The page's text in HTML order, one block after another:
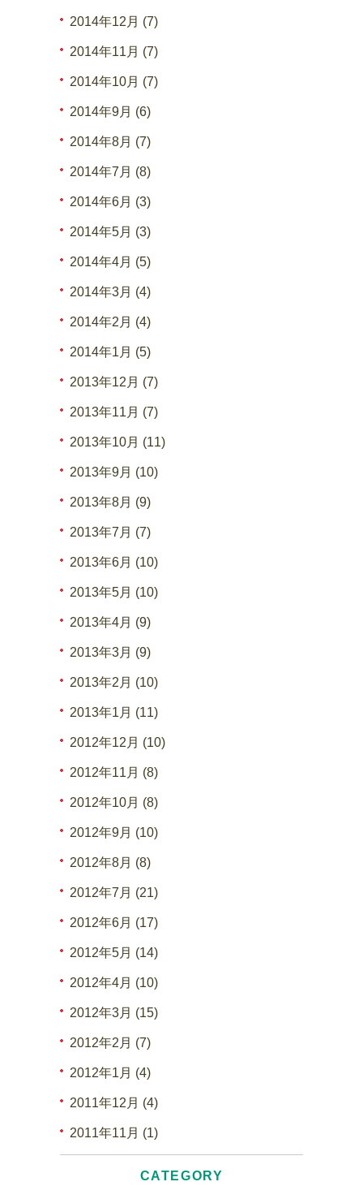
2014年12月 (7)
2014年11月 (7)
2014年10月 (7)
2014年9月 (6)
2014年8月 (7)
2014年7月 (8)
2014年6月 (3)
2014年5月 (3)
2014年4月 (5)
2014年3月 (4)
2014年2月 (4)
2014年1月 (5)
2013年12月 (7)
2013年11月 (7)
2013年10月 (11)
2013年9月 (10)
2013年8月 (9)
2013年7月 (7)
2013年6月 (10)
2013年5月 (10)
2013年4月 (9)
2013年3月 (9)
2013年2月 (10)
2013年1月 (11)
2012年12月 (10)
2012年11月 (8)
2012年10月 (8)
2012年9月 (10)
2012年8月 (8)
2012年7月 (21)
2012年6月 (17)
2012年5月 (14)
2012年4月 (10)
2012年3月 (15)
2012年2月 (7)
2012年1月 (4)
2011年12月 (4)
2011年11月 (1)
CATEGORY